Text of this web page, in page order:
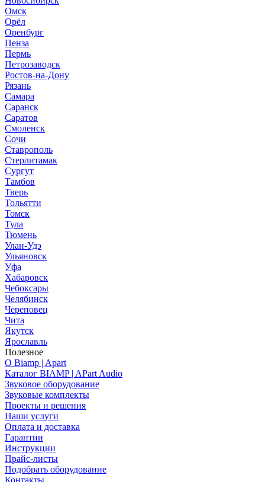
Омск
Орёл
Оренбург
Пенза
Пермь
Петрозаводск
Ростов-на-Дону
Рязань
Самара
Саранск
Саратов
Смоленск
Сочи
Ставрополь
Стерлитамак
Сургут
Тамбов
Тверь
Тольятти
Томск
Тула
Тюмень
Улан-Удэ
Ульяновск
Уфа
Хабаровск
Чебоксары
Челябинск
Череповец
Чита
Якутск
Ярославль
Полезное
О Biamp | Apart
Каталог BIAMP | APart Audio
Звуковое оборудование
Звуковые комплекты
Проекты и решения
Наши услуги
Оплата и доставка
Гарантии
Инструкции
Прайс-листы
Подобрать оборудование
Контакты